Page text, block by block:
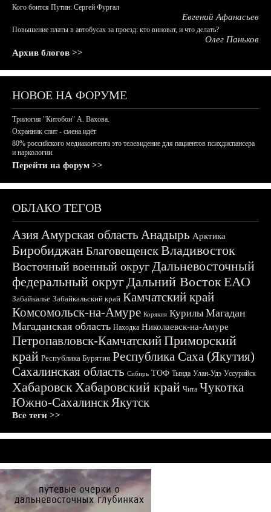
Кого боится Путин: Сергей Фургал
Евгений Афанасьев
Повышение платы в автобусах за проезд: кто виноват, и что делать?
Олег Паньков
Архив блогов >>
НОВОЕ НА ФОРУМЕ
Трилогия "Китобои" А. Вахова.
Охранник спит - смена идёт
80% российского медиаконтента это телевидение для пациентов психдиспансера
и наркологии.
Перейти на форум >>
ОБЛАКО ТЕГОВ
АзияАмурская область Анадырь Арктика
БиробиджанБлаговещенскВладивосток
Восточный военный округДальневосточный
федеральный округДальний ВостокЕАО
Забайкалье Забайкальский край Камчатский край
Комсомольск-на-Амуре Корякия Курилы Магадан
Магаданская область Находка Николаевск-на-Амуре
Петропавловск-КамчатскийПриморский
край Республика Бурятия Республика Саха (Якутия)
Сахалинская область Сибирь ТОФ Тында Улан-Удэ Уссурийск
ХабаровскХабаровский край Чита Чукотка
Южно-СахалинскЯкутск
Все теги >>